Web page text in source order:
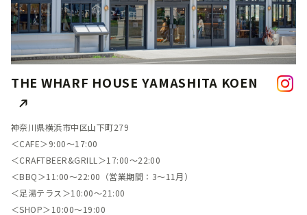
THE WHARF HOUSE YAMASHITA KOEN
神奈川県横浜市中区山下町279
＜CAFE＞9:00～17:00
＜CRAFTBEER&GRILL＞17:00～22:00
＜BBQ＞11:00～22:00（営業期間：3～11月）
＜足湯テラス＞10:00～21:00
＜SHOP＞10:00～19:00